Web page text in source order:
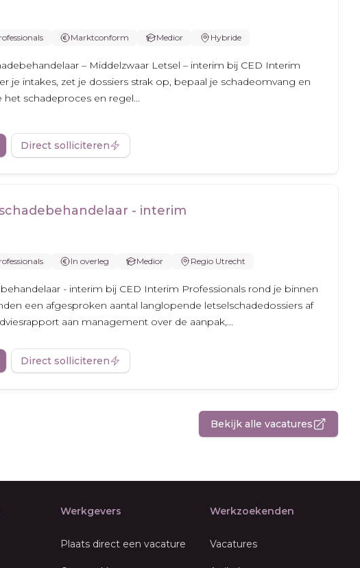
Marktconform Medior Hybride
– Middelzwaar Letsel – interim bij CED Interim
je intakes, zet je dossiers strak op, bepaal je schadeomvang en
het schadeproces en regel...
Direct solliciteren
- interim
In overleg Medior Regio Utrecht
- interim bij CED Interim Professionals rond je binnen
een afgesproken aantal langlopende letselschadedossiers af
aan management over de aanpak,...
Direct solliciteren
Bekijk alle vacatures
Werkgevers
Plaats direct een vacature
Werkzoekenden
Vacatures